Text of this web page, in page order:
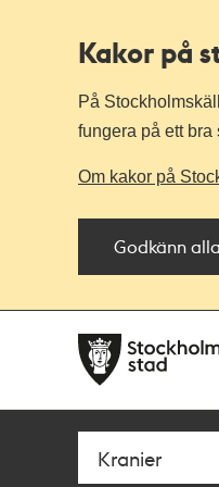
Kakor på
På
fungera på ett bra
Om kakor på
Godkänn
navigationen
huvudinnehållet
Sök